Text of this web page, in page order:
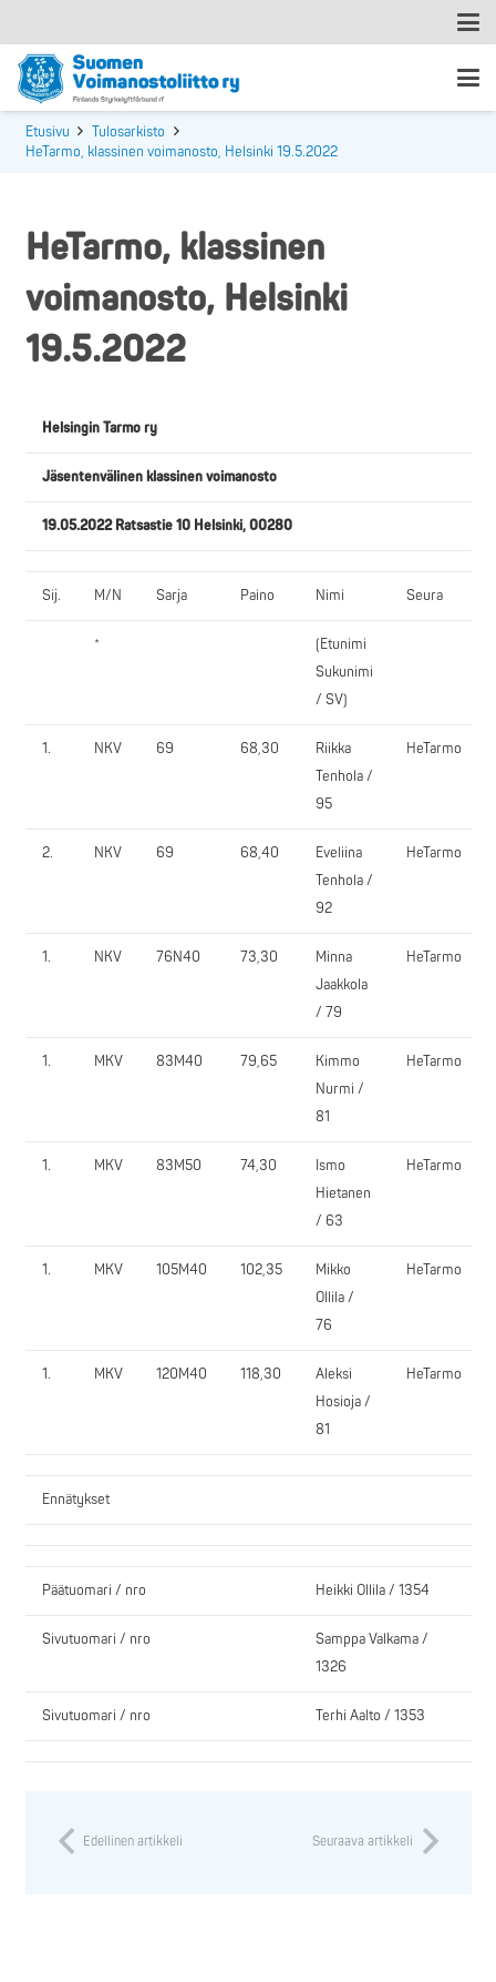
Etusivu
Tulosarkisto
HeTarmo, klassinen voimanosto, Helsinki 19.5.2022
HeTarmo, klassinen
voimanosto, Helsinki
19.5.2022
Helsingin Tarmo ry
Jäsentenvälinen klassinen voimanosto
19.05.2022 Ratsastie 10 Helsinki, 00280
Sij. M/N Sarja Paino Nimi Seura
*
(Etunimi
Sukunimi
/ SV)
1. NKV 69 68,30
Riikka
Tenhola /
95
HeTarmo
2. NKV 69 68,40
Eveliina
Tenhola /
92
HeTarmo
1. NKV 76N40 73,30
Minna
Jaakkola
/ 79
HeTarmo
1. MKV 83M40 79,65
Kimmo
Nurmi /
81
HeTarmo
1. MKV 83M50 74,30
Ismo
Hietanen
/ 63
HeTarmo
1. MKV 105M40 102,35
Mikko
Ollila /
76
HeTarmo
1. MKV 120M40 118,30
Aleksi
Hosioja /
81
HeTarmo
Ennätykset
Päätuomari / nro Heikki Ollila / 1354
Sivutuomari / nro
Samppa Valkama /
1326
Sivutuomari / nro Terhi Aalto / 1353
Edellinen artikkeli Seuraava artikkeli